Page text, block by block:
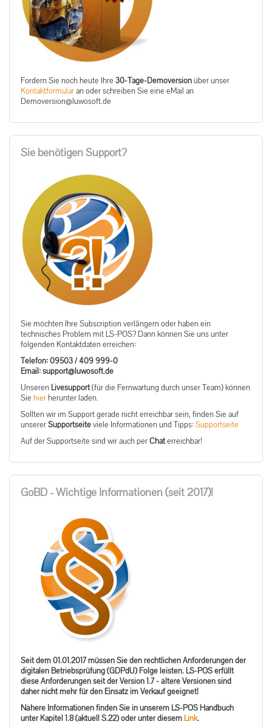
Fordern Sie noch heute Ihre 30-Tage-Demoversionüber unser
Kontaktformularan oder schreiben Sie eine eMail an
ed.tfosowul@noisrevomeD
Sie benötigen Support?
Sie möchten Ihre Subscription verlängern oder haben ein
technisches Problem mit LS-POS? Dann können Sie uns unter
folgenden Kontaktdaten erreichen:
Telefon: 09503 / 409 999-0
ed.tfosowul@troppus :liamE
Unseren Livesupport(für die Fernwartung durch unser Team) können
Sie hierherunter laden.
Sollten wir im Support gerade nicht erreichbar sein, finden Sie auf
unsererSupportseiteviele Informationen und Tipps: Supportseite
Auf der Supportseite sind wir auch perChaterreichbar!
GoBD - Wichtige Informationen (seit 2017)!
Seit dem 01.01.2017 müssen Sie den rechtlichen Anforderungen der
digitalen Betriebsprüfung (GDPdU) Folge leisten. LS-POS erfüllt
diese Anforderungen seit der Version 1.7 - ältere Versionen sind
daher nicht mehr für den Einsatz im Verkauf geeignet!
Nähere Informationen finden Sie in unserem LS-POS Handbuch
unter Kapitel 1.8 (aktuell S.22) oder unter diesem Link.